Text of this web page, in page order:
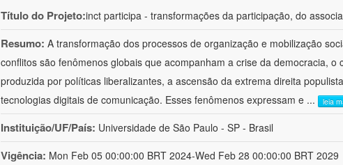
Título do Projeto:inct participa - transformações da participação, do
Resumo: A transformação dos processos de organização e mobilização
conflitos são fenômenos globais que acompanham a crise da democracia, o
produzida por políticas liberalizantes, a ascensão da extrema direita
tecnologias digitais de comunicação. Esses fenômenos expressam e ... leia
Instituição/UF/País: Universidade de São Paulo - SP - Brasil
Vigência: Mon Feb 05 00:00:00 BRT 2024-Wed Feb 28 00:00:00 BRT 2029